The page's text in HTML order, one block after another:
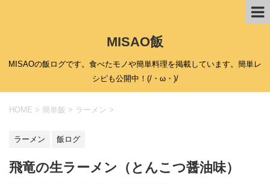
MISAO飯
MISAOの飯ログです。食べたモノや簡単料理を掲載しています。簡単レ
シピも公開中！(/・ω・)/
HOME > 簡単飯 > ラーメン >
ラーメン 飯ログ
飛竜の生ラーメン（とんこつ醤油味）